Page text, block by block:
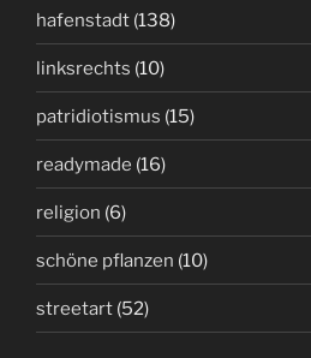
hafenstadt (138)
linksrechts (10)
patridiotismus (15)
readymade (16)
religion (6)
schöne pflanzen (10)
streetart (52)